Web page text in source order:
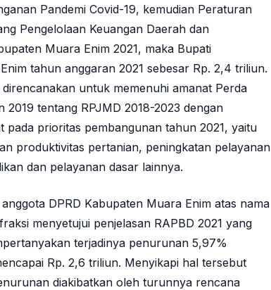
Pandemi Covid-19, kemudian Peraturan
Pengelolaan Keuangan Daerah dan
Muara Enim 2021, maka Bupati
tahun anggaran 2021 sebesar Rp. 2,4 triliun.
untuk memenuhi amanat Perda
tentang RPJMD 2018-2023 dengan
prioritas pembangunan tahun 2021, yaitu
produktivitas pertanian, peningkatan pelayanan
dan pelayanan dasar lainnya.
DPRD Kabupaten Muara Enim atas nama
menyetujui penjelasan RAPBD 2021 yang
terjadinya penurunan 5,97%
Rp. 2,6 triliun. Menyikapi hal tersebut
diakibatkan oleh turunnya rencana